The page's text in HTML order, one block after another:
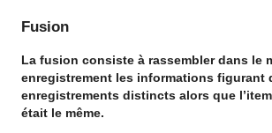
Fusion
La fusion consiste à rassembler dans le
enregistrement les informations figurant
enregistrements distincts alors que
était le même.